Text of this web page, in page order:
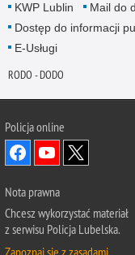
KWP Lublin Mail do
Dostęp do informacji
E-Usługi
RODO - DODO
Policja online
Nota prawna
Chcesz wykorzystać materiał
z serwisu Policja Lubelska.